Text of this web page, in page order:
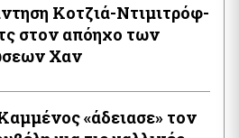
Κοτζιά-Ντιμιτρόφ-
των
Χαν
«άδειασε» τον